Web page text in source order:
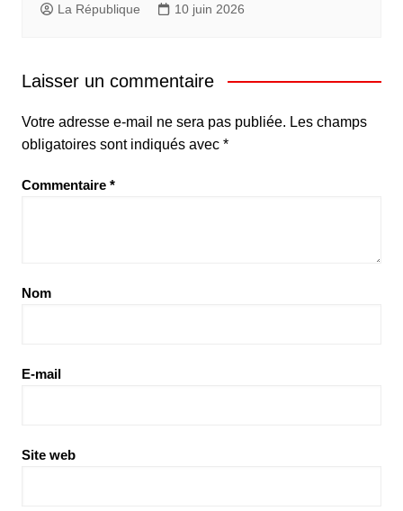
La République 10 juin 2026
Laisser un commentaire
Votre adresse e-mail ne sera pas publiée. Les champs
obligatoires sont indiqués avec *
Commentaire *
Nom
E-mail
Site web